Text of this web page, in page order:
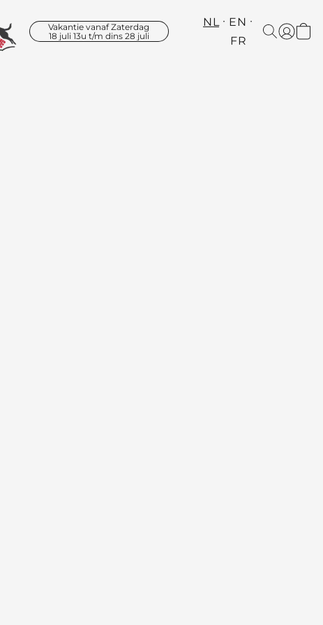
Vakantie vanaf Zaterdag
18 juli 13u t/m dins 28 juli
NL
EN
FR